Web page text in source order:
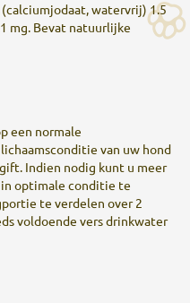
watervrij) 1.5
mg. Bevat natuurlijke
een normale
van uw hond
Indien nodig kunt u meer
optimale conditie te
te verdelen over 2
voldoende vers drinkwater